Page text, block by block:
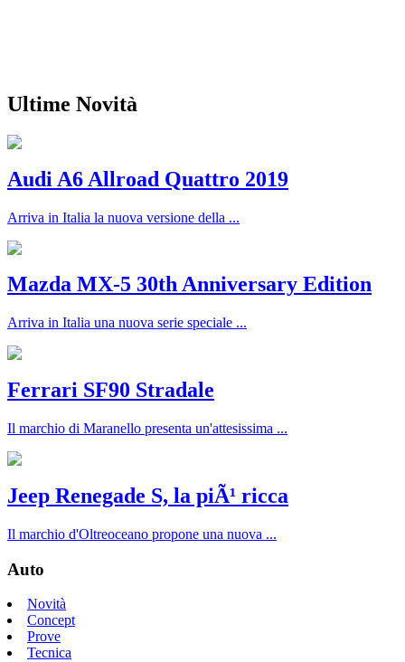
Ultime Novità
Audi A6 Allroad Quattro 2019
Arriva in Italia la nuova versione della ...
Mazda MX-5 30th Anniversary Edition
Arriva in Italia una nuova serie speciale ...
Ferrari SF90 Stradale
Il marchio di Maranello presenta un'attesissima ...
Jeep Renegade S, la piÃ¹ ricca
Il marchio d'Oltreoceano propone una nuova ...
Auto
Novità
Concept
Prove
Tecnica